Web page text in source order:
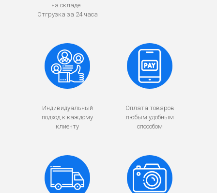
на складе.
Отгрузка за 24 часа
Индивидуальный
подход к каждому
клиенту
Оплата товаров
любым удобным
способом